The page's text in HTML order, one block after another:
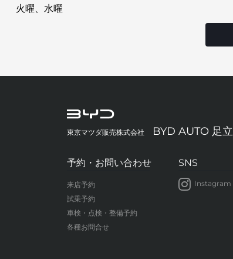
火曜、水曜
東京マツダ販売株式会社 BYD AUTO 足立
予約・お問い合わせ
来店予約
試乗予約
車検・点検・整備予約
各種お問合せ
SNS
Instagram